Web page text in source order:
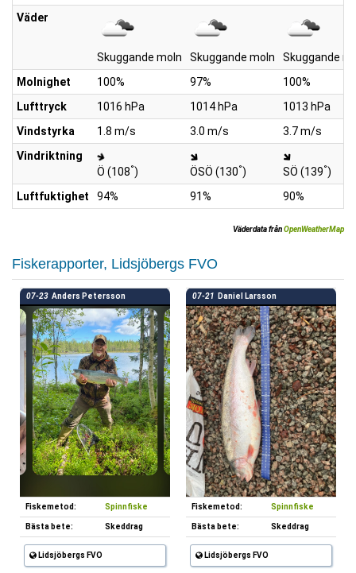
Väder
Skuggande moln Skuggande moln
Skuggande
Molnighet
100% 97%
100%
Lufttryck
1016 hPa 1014 hPa
1013 hPa
Vindstyrka
1.8 m/s 3.0 m/s
3.7 m/s
Vindriktning
Ö (108°) ÖSÖ (130°) SÖ (139°)
Luftfuktighet
94% 91% 90%
Väderdata frånOpenWeatherMap
Fiskerapporter, Lidsjöbergs FVO
07-23 Anders Petersson
Fiskemetod: Spinnfiske
Bästa bete: Skeddrag
Lidsjöbergs FVO
07-21 Daniel Larsson
Fiskemetod: Spinnfiske
Bästa bete: Skeddrag
Lidsjöbergs FVO